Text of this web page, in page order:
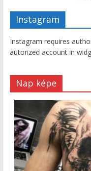
Instagram
Instagram requires
autorized account in
Nap képe